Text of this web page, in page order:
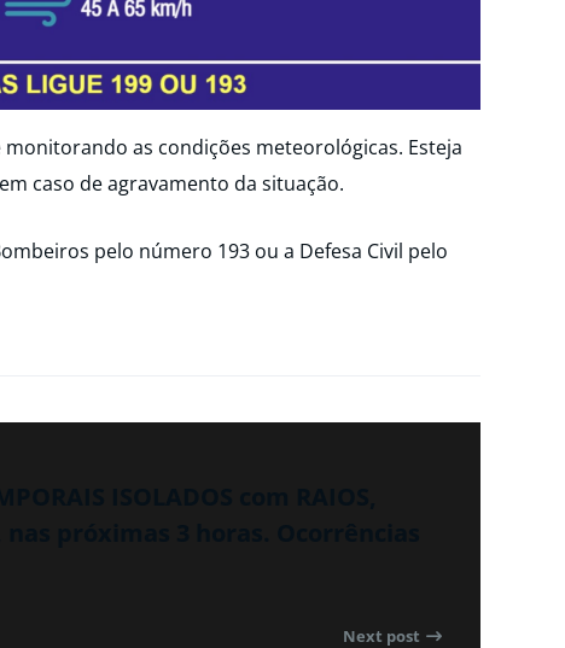
monitorando as condições meteorológicas. Esteja
caso de agravamento da situação.
pelo número 193 ou a Defesa Civil pelo
Next post